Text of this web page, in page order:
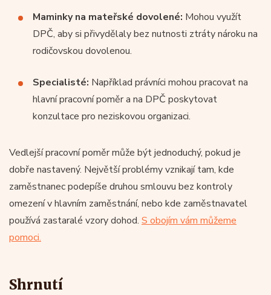
Maminky na mateřské dovolené: Mohou využít
DPČ, aby si přivydělaly bez nutnosti ztráty nároku na
rodičovskou dovolenou.
Specialisté: Například právníci mohou pracovat na
hlavní pracovní poměr a na DPČ poskytovat
konzultace pro neziskovou organizaci.
Vedlejší pracovní poměr může být jednoduchý, pokud je
dobře nastavený. Největší problémy vznikají tam, kde
zaměstnanec podepíše druhou smlouvu bez kontroly
omezení v hlavním zaměstnání, nebo kde zaměstnavatel
používá zastaralé vzory dohod. S obojím vám můžeme
pomoci.
Shrnutí